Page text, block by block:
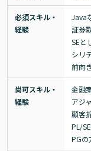
必須スキル・
経験
Java
証券
SEと
シリ
前向
尚可スキル・
経験
金融
アジ
顧客
PL/
PGの